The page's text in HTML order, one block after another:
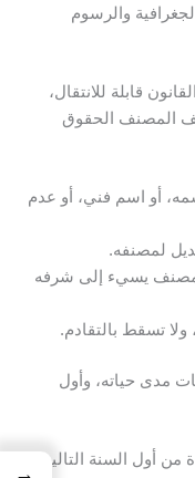
والرسوم
قابلة للانتقال،
المصنف الحقوق
أو اسم فني، أو عدم
لمصنفه.
يسيء إلى شرفه
تسقط بالتقادم.
مدى حياته، وأول
من أول السنة التالية
→